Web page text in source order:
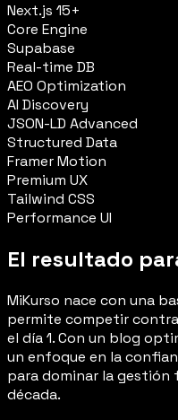
Next.js 15+
Core Engine
Supabase
Real-time DB
AEO Optimization
AI Discovery
JSON-LD Advanced
Structured Data
Framer Motion
Premium UX
Tailwind CSS
Performance UI
El resultado
MiKurso nace con una
permite competir
el día 1. Con un blog
un enfoque en la
para dominar la gestión
década.